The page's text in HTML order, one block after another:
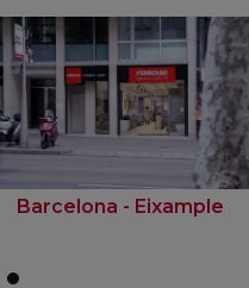
Barcelona - Eixample